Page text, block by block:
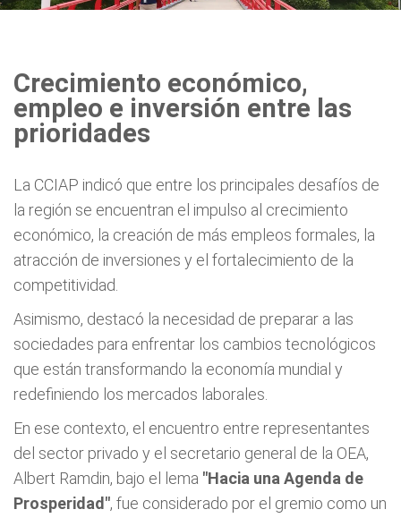
Crecimiento económico,
empleo e inversión entre las
prioridades
La CCIAP indicó que entre los principales desafíos de
la región se encuentran el impulso al crecimiento
económico, la creación de más empleos formales, la
atracción de inversiones y el fortalecimiento de la
competitividad.
Asimismo, destacó la necesidad de preparar a las
sociedades para enfrentar los cambios tecnológicos
que están transformando la economía mundial y
redefiniendo los mercados laborales.
En ese contexto, el encuentro entre representantes
del sector privado y el secretario general de la OEA,
Albert Ramdin, bajo el lema "Hacia una Agenda de
Prosperidad", fue considerado por el gremio como un